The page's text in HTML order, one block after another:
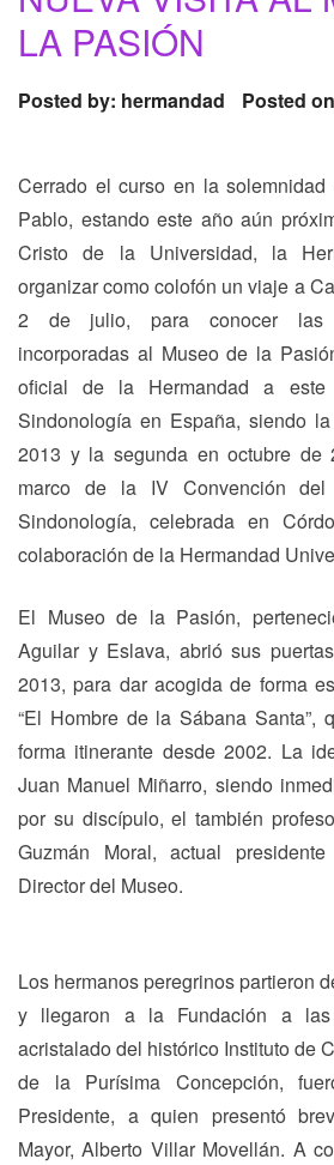
LA PASIÓN
Posted by: hermandad Posted
Cerrado el curso en la
Pablo, estando este año aún
Cristo de la Universidad, la
organizar como colofón un viaje a
2 de julio, para conocer las
incorporadas al Museo de la
oficial de la Hermandad a
Sindonología en España, siendo
2013 y la segunda en octubre de
marco de la IV Convención
Sindonología, celebrada en
colaboración de la Hermandad
El Museo de la Pasión,
Aguilar y Eslava, abrió sus
2013, para dar acogida de forma
“El Hombre de la Sábana Santa”,
forma itinerante desde 2002. La
Juan Manuel Miñarro, siendo
por su discípulo, el también
Guzmán Moral, actual
Director del Museo.
Los hermanos peregrinos partieron
y llegaron a la Fundación a
acristalado del histórico Instituto de
de la Purísima Concepción,
Presidente, a quien presentó
Mayor, Alberto Villar Movellán. A